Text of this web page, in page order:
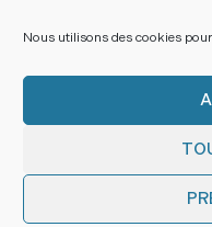
Nous utilisons des cookies
© Déclic Communication
: